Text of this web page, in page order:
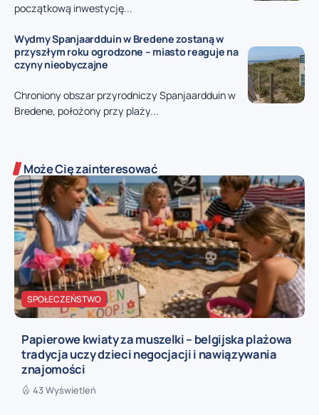
początkową inwestycję...
Wydmy Spanjaardduin w Bredene zostaną w
przyszłym roku ogrodzone – miasto reaguje na
czyny nieobyczajne
Chroniony obszar przyrodniczy Spanjaardduin w
Bredene, położony przy plaży...
Może Cię zainteresować
SPOŁECZEŃSTWO
Papierowe kwiaty za muszelki – belgijska plażowa
tradycja uczy dzieci negocjacji i nawiązywania
znajomości
43 Wyświetleń